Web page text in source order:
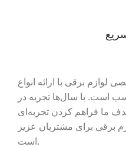
لوازم برقی با ارائه انواع
است. با سال‌ها تجربه در
ما فراهم کردن تجربه‌ای
برقی برای مشتریان عزیز
است.